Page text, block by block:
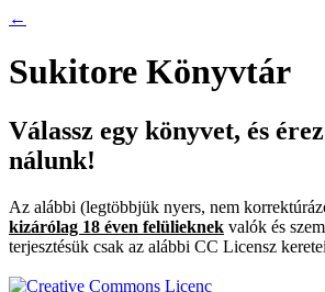
←
Sukitore Könyvtár
Válassz egy könyvet, és
nálunk!
Az alábbi (legtöbbjük nyers, nem
kizárólag 18 éven felülieknek valók és
terjesztésük csak az alábbi CC Licensz